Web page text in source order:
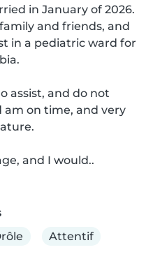
in January of 2026.
and friends, and
in a pediatric ward for
assist, and do not
am on time, and very
and I would..
Attentif